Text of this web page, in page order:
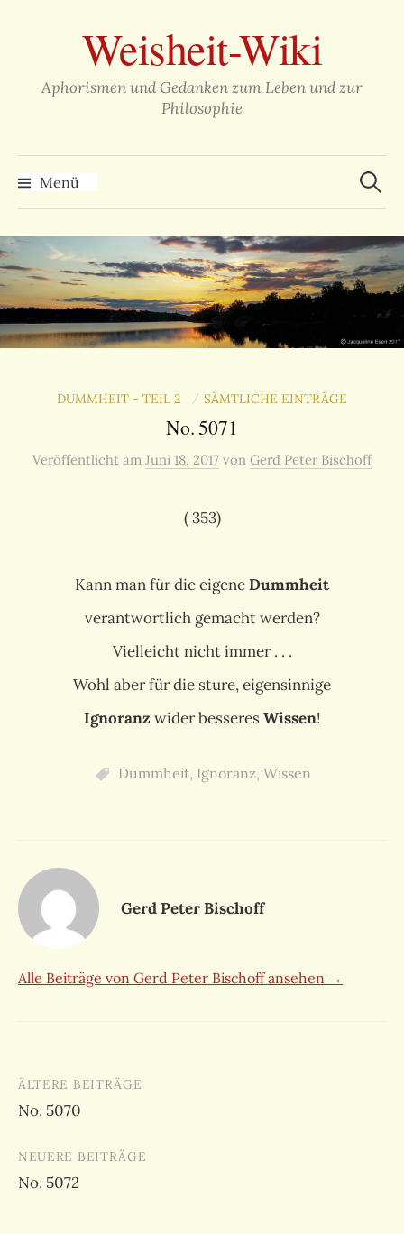
überspringenWeisheit-Wiki
Aphorismen und Gedanken zum Leben und zur
Philosophie
Menü
Suchen
nach:
DUMMHEIT - TEIL 2 / SÄMTLICHE EINTRÄGE
No. 5071
Veröffentlicht am Juni 18, 2017 von Gerd Peter Bischoff
( 353)
Kann man für die eigeneDummheit
verantwortlich gemacht werden?
Vielleicht nicht immer . . .
Wohl aber für die sture, eigensinnige
Ignoranz wider besseresWissen!
Dummheit, Ignoranz, Wissen
Gerd Peter Bischoff
Alle Beiträge von Gerd Peter Bischoff ansehen →
Beitragsnavigation
ÄLTERE BEITRÄGE
No. 5070
NEUERE BEITRÄGE
No. 5072